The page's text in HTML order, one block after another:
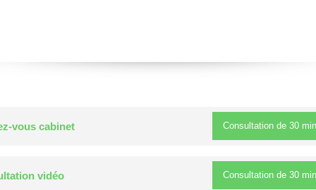
vous cabinet Consultation de 30 min
vidéo Consultation de 30 min